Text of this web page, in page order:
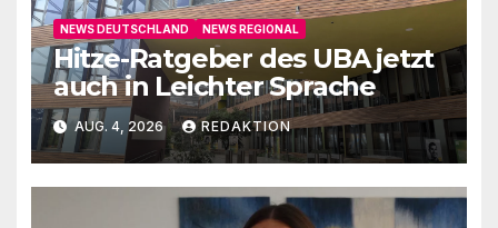
NEWS DEUTSCHLAND NEWS REGIONAL
Hitze-Ratgeber des UBA jetzt
auch in Leichter Sprache
AUG. 4, 2026 REDAKTION